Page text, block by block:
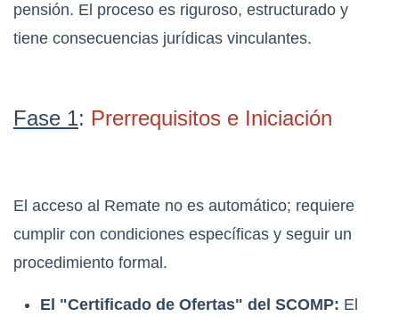
pensión. El proceso es riguroso, estructurado y
tiene consecuencias jurídicas vinculantes.
Fase 1: Prerrequisitos e Iniciación
El acceso al Remate no es automático; requiere
cumplir con condiciones específicas y seguir un
procedimiento formal.
El "Certificado de Ofertas" del SCOMP: El